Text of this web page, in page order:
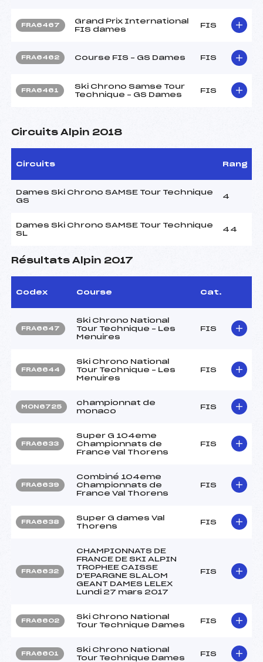
FRA6467
Grand Prix International
FIS dames
FIS
FRA6462 Course FIS – GS Dames FIS
FRA6461
Ski Chrono Samse Tour
Technique – GS Dames
FIS
Circuits Alpin 2018
Circuits Rang
Dames Ski Chrono SAMSE Tour Technique
GS
4
Dames Ski Chrono SAMSE Tour Technique
SL
44
Résultats Alpin 2017
Codex Course Cat.
FRA6647
Ski Chrono National
Tour Technique – Les
Menuires
FIS
FRA6644
Ski Chrono National
Tour Technique – Les
Menuires
FIS
MON6725
championnat de
monaco
FIS
FRA6633
Super G 104eme
Championnats de
France Val Thorens
FIS
FRA6639
Combiné 104eme
Championnats de
France Val Thorens
FIS
FRA6638
Super G dames Val
Thorens
FIS
FRA6632
CHAMPIONNATS DE
FRANCE DE SKI ALPIN
TROPHEE CAISSE
D'EPARGNE SLALOM
GEANT DAMES LELEX
Lundi 27 mars 2017
FIS
FRA6602
Ski Chrono National
Tour Technique Dames
FIS
FRA6601
Ski Chrono National
Tour Technique Dames
FIS